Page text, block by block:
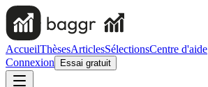
AccueilThèsesArticlesSélectionsCentre d'aide
Connexion
Essai gratuit